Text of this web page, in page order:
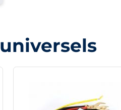
universels